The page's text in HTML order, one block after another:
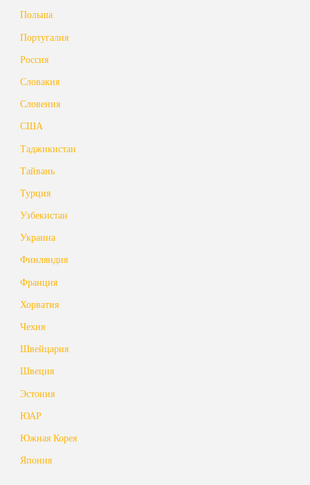
Польша
Португалия
Россия
Словакия
Словения
США
Таджикистан
Тайвань
Турция
Узбекистан
Украина
Финляндия
Франция
Хорватия
Чехия
Швейцария
Швеция
Эстония
ЮАР
Южная Корея
Япония